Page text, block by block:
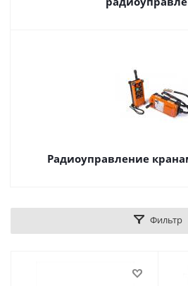
Радиоуправление
Фильтр